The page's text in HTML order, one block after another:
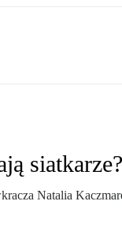
siatkarze?
Natalia